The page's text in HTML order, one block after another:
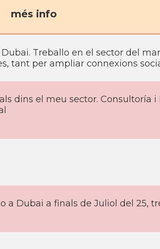
més info
Treballo en el sector del
tant per ampliar connexions
dins el meu sector. Consultoría i
a Dubai a finals de Juliol del 25,